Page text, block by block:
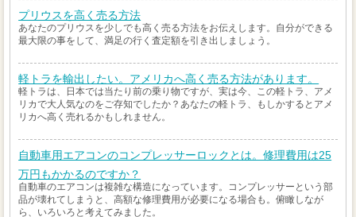
プリウスを高く売る方法
あなたのプリウスを少しでも高く売る方法をお伝えします。自分ができる
最大限の事をして、満足の行く査定額を引き出しましょう。
軽トラを輸出したい。アメリカへ高く売る方法があります。
軽トラは、日本では当たり前の乗り物ですが、実は今、この軽トラ、アメ
リカで大人気なのをご存知でしたか？あなたの軽トラ、もしかするとアメ
リカへ高く売れるかもしれません。
自動車用エアコンのコンプレッサーロックとは。修理費用は25
万円もかかるのですか？
自動車のエアコンは複雑な構造になっています。コンプレッサーという部
品が壊れてしまうと、高額な修理費用が必要になる場合も。俯瞰しなが
ら、いろいろと考えてみました。